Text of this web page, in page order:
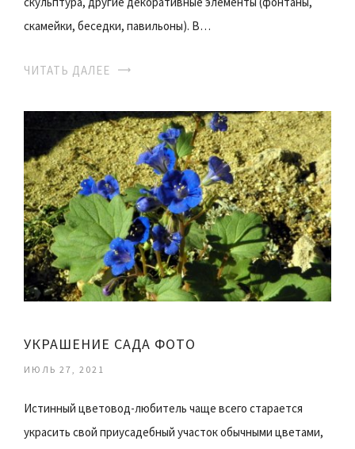
скамейки, беседки, павильоны). В…
ЧИТАТЬ ДАЛЕЕ
УКРАШЕНИЕ САДА ФОТО
ИЮЛЬ 27, 2021
Истинный цветовод-любитель чаще всего старается
украсить свой приусадебный участок обычными цветами,